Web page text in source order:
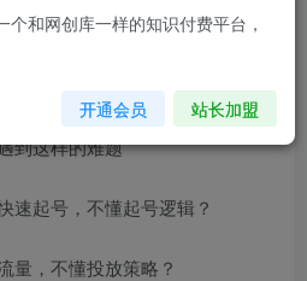
到这样的难题
速起号，不懂起号逻辑？
量，不懂投放策略？
和网创库一样的知识付费平台，
开通会员 站长加盟